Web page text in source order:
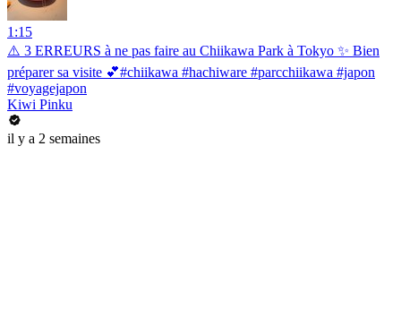
1:15
⚠️ 3 ERREURS à ne pas faire au Chiikawa Park à Tokyo ✨ Bien
préparer sa visite 💕#chiikawa #hachiware #parcchiikawa #japon
#voyagejapon
Kiwi Pinku
il y a 2 semaines